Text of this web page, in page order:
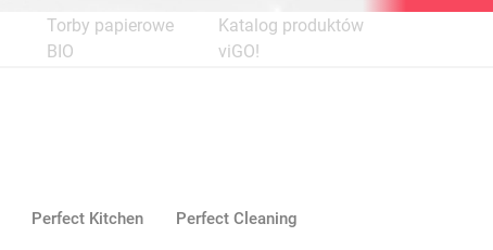
Torby papierowe
BIO
Katalog produktów
viGO!
Perfect Kitchen Perfect Cleaning